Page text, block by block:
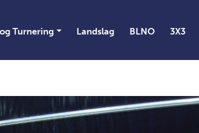
Turnering Landslag BLNO 3X3